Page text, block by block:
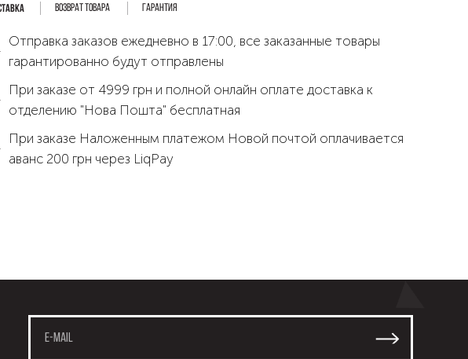
Возврат товара Гарантия
Отправка заказов ежедневно в 17:00, все заказанные товары
гарантированно будут отправлены
При заказе от 4999 грн и полной онлайн оплате доставка к
отделению "Нова Пошта" бесплатная
При заказе Наложенным платежом Новой почтой оплачивается
аванс 200 грн через LiqPay